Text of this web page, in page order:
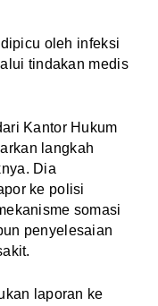
oleh infeksi
tindakan medis
Kantor Hukum
langkah
Dia
ke polisi
somasi
penyelesaian
laporan ke